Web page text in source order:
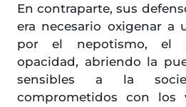
En contraparte, sus
era necesario oxigenar a
por el nepotismo, el
opacidad, abriendo la
sensibles a la
comprometidos con los